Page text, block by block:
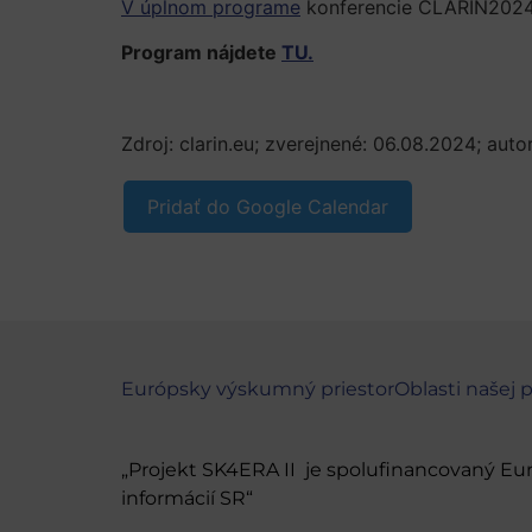
V úplnom programe konferencie
Program nájdete TU.
Zdroj: clarin.eu; zverejnené: 06.08.2024;
Pridať do Google Calendar
Európsky výskumný priestorOblasti našej
„Projekt SK4ERA II je spolufinancovaný
informácií SR“